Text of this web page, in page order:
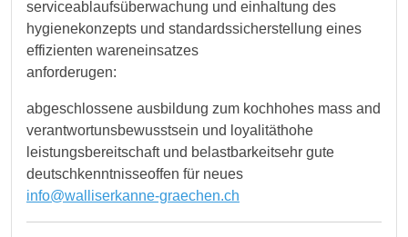
serviceablaufsüberwachung und einhaltung des
hygienekonzepts und standardssicherstellung eines
effizienten wareneinsatzes
anforderugen:
abgeschlossene ausbildung zum kochhohes mass and
verantwortunsbewusstsein und loyalitäthohe
leistungsbereitschaft und belastbarkeitsehr gute
deutschkenntnisseoffen für neues
info@walliserkanne-graechen.ch